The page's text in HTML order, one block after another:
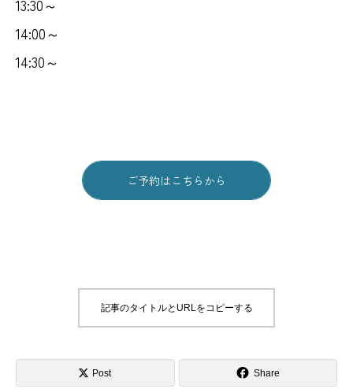
13:30～
14:00～
14:30～
ご予約はこちらから
記事のタイトルとURLをコピーする
Post Share